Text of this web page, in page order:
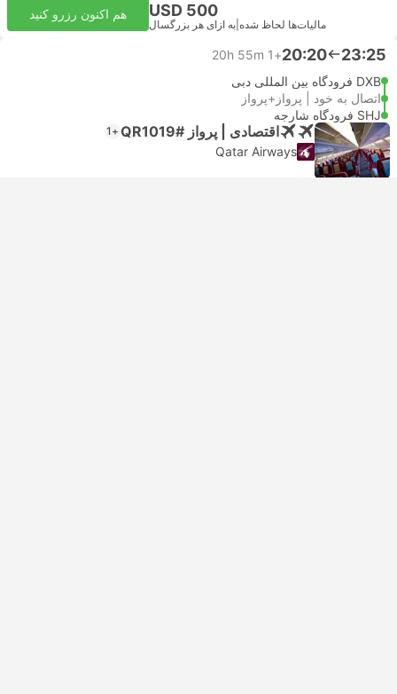
USD 500
مالیات‌ها لحاظ شده به ازای هر بزرگسال
هم اکنون رزرو کنید
23:25
20:20
+1
20h 55m
DXB فرودگاه بین المللی دبی
اتصال به خود | پرواز+پرواز
SHJ فرودگاه شارجه
اقتصادی | پرواز #QR1019 +1
Qatar Airways